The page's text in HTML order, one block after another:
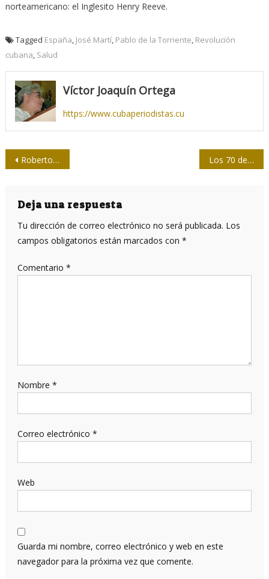
norteamericano: el Inglesito Henry Reeve.
Tagged España, José Martí, Pablo de la Torriente, Revolución
cubana, Salud
Víctor Joaquín Ortega
https://www.cubaperiodistas.cu
Navegación
entradas
Roberto Chile en su 67 cumpleaños: “Así viví, vivo y viviré” Los 70 de Edda Diz
Deja una respuesta
Tu dirección de correo electrónico no será publicada. Los
campos obligatorios están marcados con *
Comentario *
Nombre *
Correo electrónico *
Web
Guarda mi nombre, correo electrónico y web en este
navegador para la próxima vez que comente.